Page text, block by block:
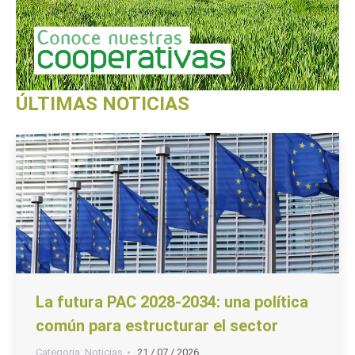
ÚLTIMAS NOTICIAS
La futura PAC 2028-2034: una política
común para estructurar el sector
Categoria: Noticias 21 / 07 / 2026